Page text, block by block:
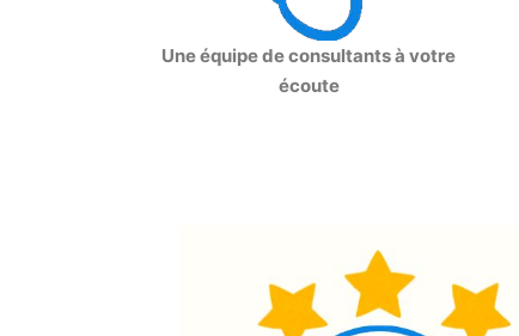
Une équipe de consultants à votre
écoute